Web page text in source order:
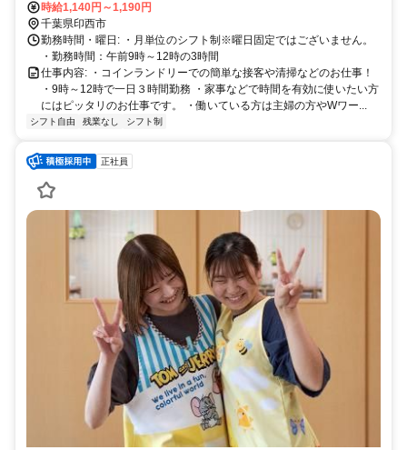
時給1,140円～1,190円
千葉県印西市
勤務時間・曜日: ・月単位のシフト制※曜日固定ではございません。
・勤務時間：午前9時～12時の3時間
仕事内容: ・コインランドリーでの簡単な接客や清掃などのお仕事！
・9時～12時で一日３時間勤務 ・家事などで時間を有効に使いたい方
にはピッタリのお仕事です。 ・働いている方は主婦の方やWワー...
シフト自由 残業なし シフト制
正社員